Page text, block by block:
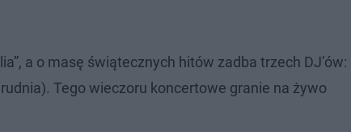
a o masę świątecznych hitów zadba trzech DJ’ów:
Tego wieczoru koncertowe granie na żywo